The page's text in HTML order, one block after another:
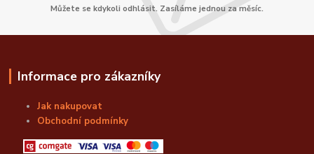
Můžete se kdykoli odhlásit. Zasíláme jednou za měsíc.
Informace pro zákazníky
Jak nakupovat
Obchodní podmínky